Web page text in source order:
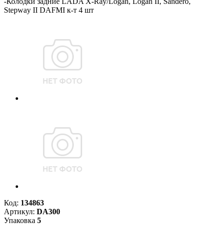
Stepway II DAFMI к-т 4 шт
Код: 134863
Артикул: DA300
Упаковка 5